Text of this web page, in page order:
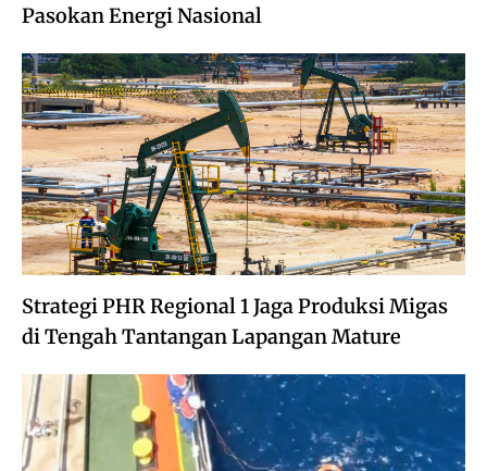
Pasokan Energi Nasional
Strategi PHR Regional 1 Jaga Produksi Migas
di Tengah Tantangan Lapangan Mature